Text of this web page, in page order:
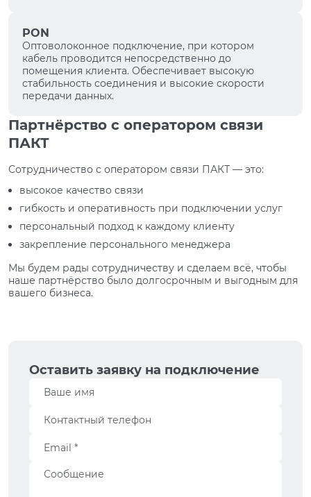
PON
Оптоволоконное подключение, при котором
кабель проводится непосредственно до
помещения клиента. Обеспечивает высокую
стабильность соединения и высокие скорости
передачи данных.
Партнёрство с оператором связи
ПАКТ
Сотрудничество с оператором связи ПАКТ — это:
высокое качество связи
гибкость и оперативность при подключении услуг
персональный подход к каждому клиенту
закрепление персонального менеджера
Мы будем рады сотрудничеству и сделаем всё, чтобы
наше партнёрство было долгосрочным и выгодным для
вашего бизнеса.
Оставить заявку на подключение